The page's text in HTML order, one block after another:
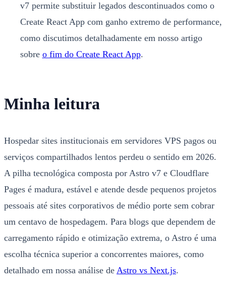
v7 permite substituir legados descontinuados como o
Create React App com ganho extremo de performance,
como discutimos detalhadamente em nosso artigo
sobre o fim do Create React App.
Minha leitura
Hospedar sites institucionais em servidores VPS pagos ou
serviços compartilhados lentos perdeu o sentido em 2026.
A pilha tecnológica composta por Astro v7 e Cloudflare
Pages é madura, estável e atende desde pequenos projetos
pessoais até sites corporativos de médio porte sem cobrar
um centavo de hospedagem. Para blogs que dependem de
carregamento rápido e otimização extrema, o Astro é uma
escolha técnica superior a concorrentes maiores, como
detalhado em nossa análise de Astro vs Next.js.